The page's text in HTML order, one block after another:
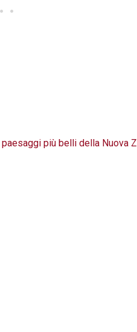
paesaggi più belli della Nuova